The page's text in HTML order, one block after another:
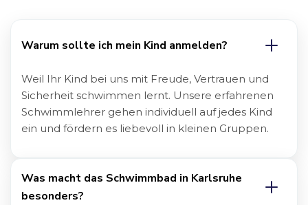
Warum sollte ich mein Kind anmelden?
Weil Ihr Kind bei uns mit Freude, Vertrauen und
Sicherheit schwimmen lernt. Unsere erfahrenen
Schwimmlehrer gehen individuell auf jedes Kind
ein und fördern es liebevoll in kleinen Gruppen.
Was macht das Schwimmbad in Karlsruhe
besonders?